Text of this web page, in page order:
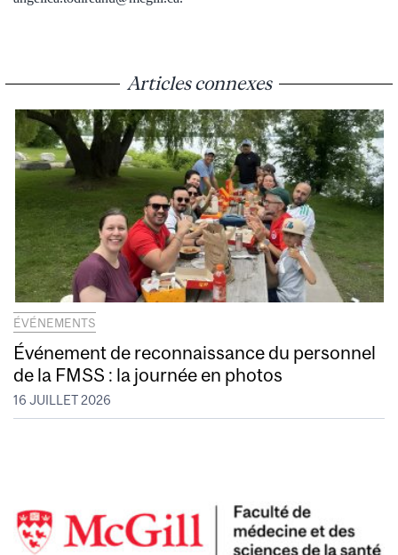
Articles connexes
ÉVÉNEMENTS
Événement de reconnaissance du personnel
de la FMSS : la journée en photos
16 JUILLET 2026